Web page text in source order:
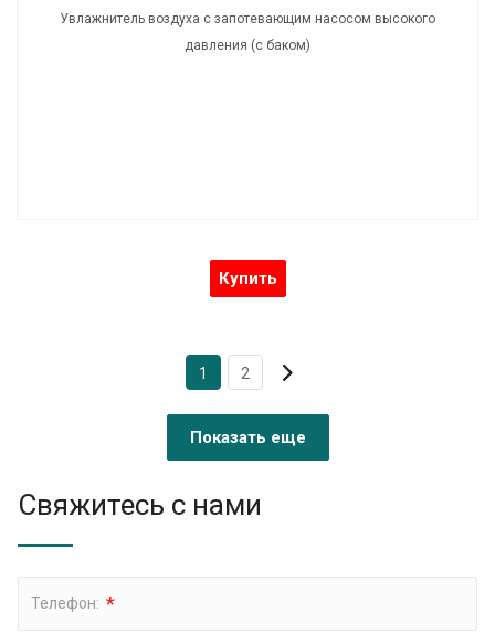
Увлажнитель воздуха с запотевающим насосом высокого
давления (с баком)
Купить
1 2
Показать еще
Свяжитесь с нами
Телефон: *